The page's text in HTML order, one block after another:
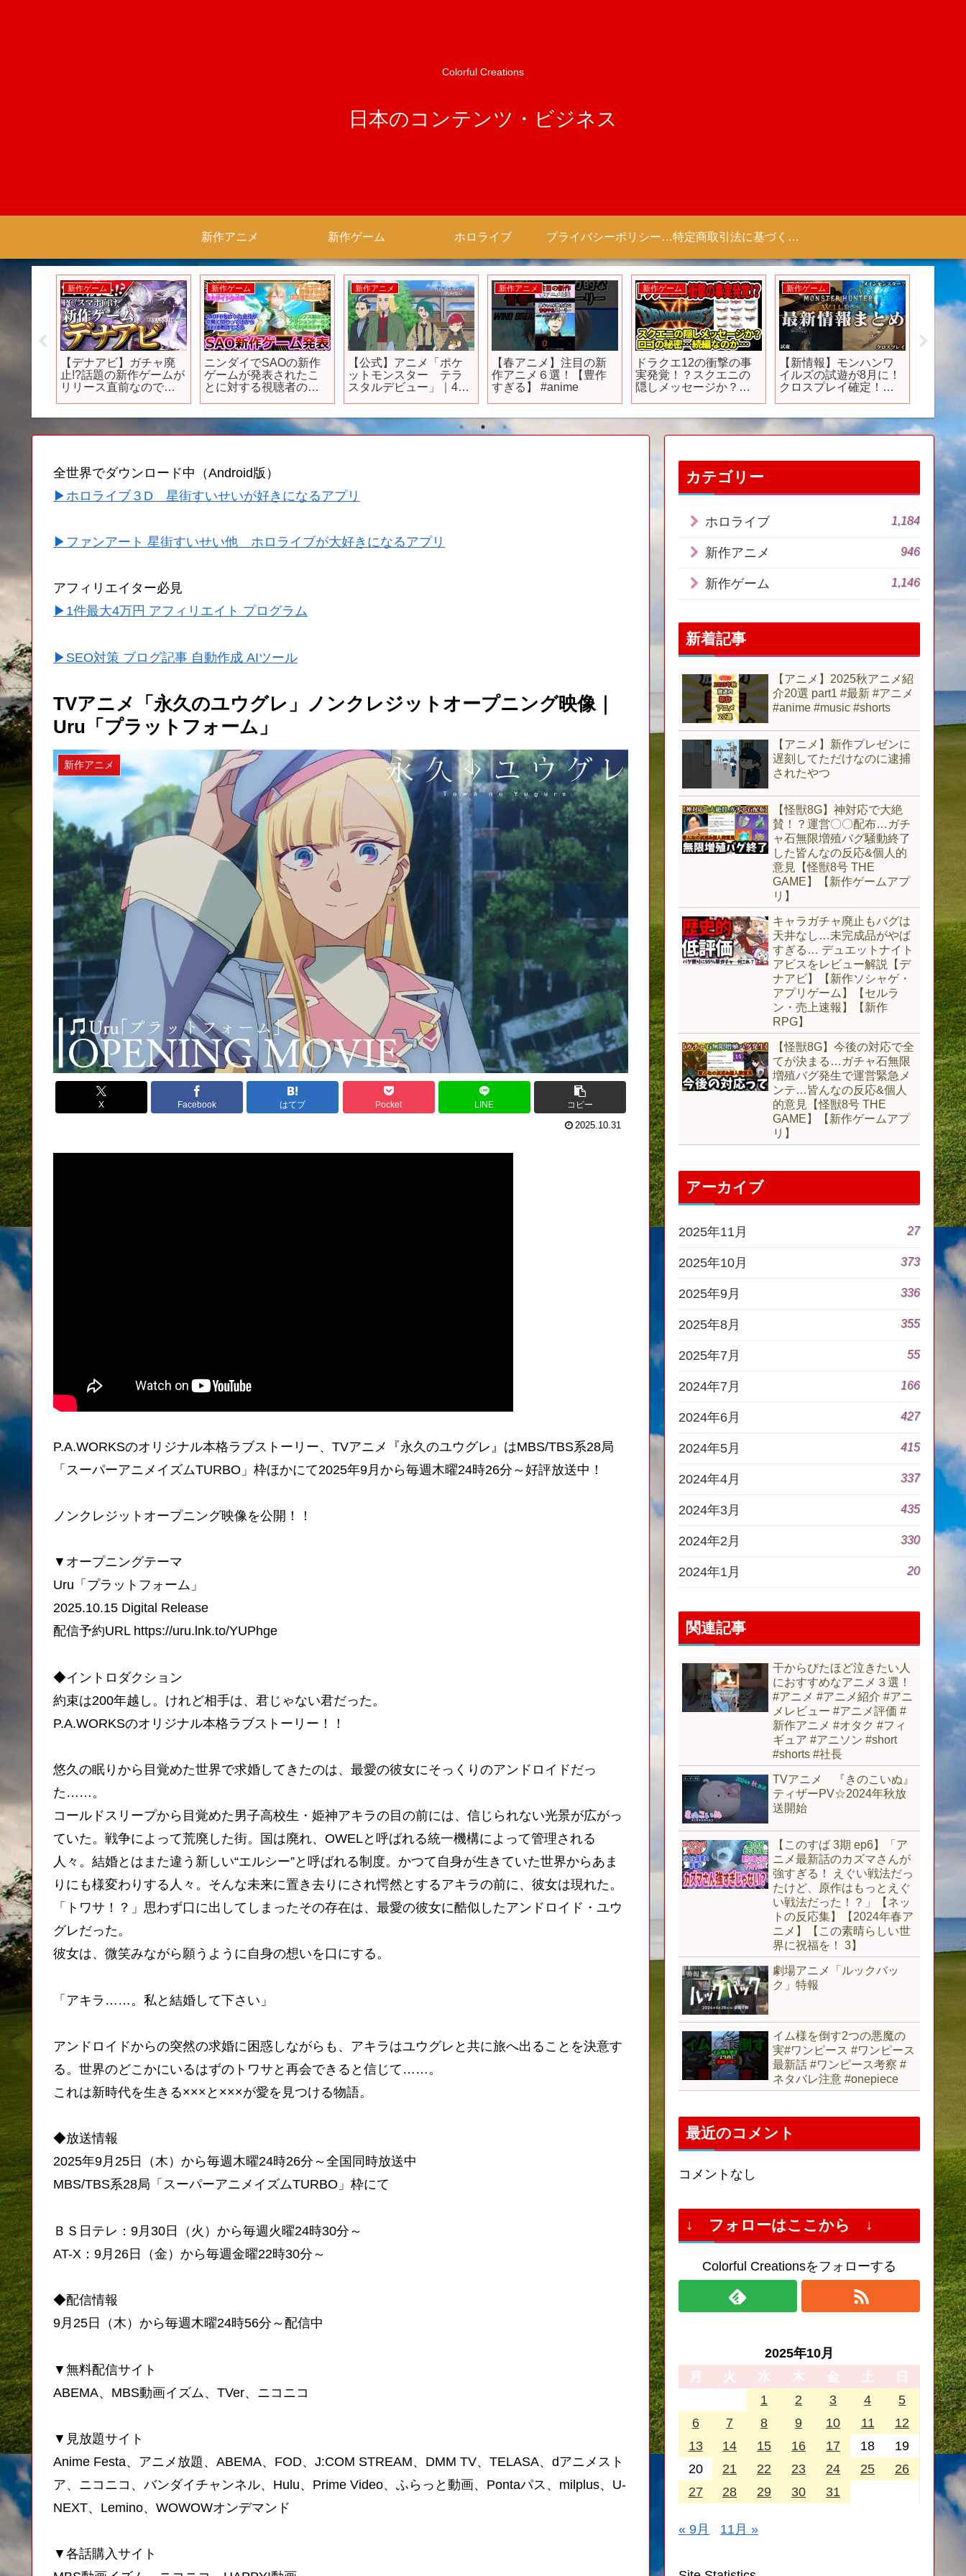
Colorful Creations
日本のコンテンツ・ビジネス
新作アニメ 新作ゲーム ホロライブ プライバシーポリシー 【Colorful Creation】 特定商取引法に基づく表記（商取引に関する開示）
新作ゲーム
【デナアビ】ガチャ廃
止!?話題の新作ゲームが
リリース直前なので紹
新作ゲーム
ニンダイでSAOの新作
ゲームが発表されたこ
とに対する視聴者の反
リーム】
新作アニメ
【公式】アニメ「ポケ
ットモンスター テラ
スタルデビュー」｜4月
新作アニメ
【春アニメ】注目の新
作アニメ６選！【豊作
すぎる】 #anime
新作ゲーム
ドラクエ12の衝撃の事
実発覚！？スクエニの
隠しメッセージか？ロ
新作ゲーム
【新情報】モンハンワ
イルズの試遊が8月に！
クロスプレイ確定！新
新モーション、発売日
と体験版の予想【モン
ズ】
待作が
品紹介
ズ、ロ
ロイン
語シリ
活】
全世界でダウンロード中（Android版）
▶ホロライブ３D 星街すいせいが好きになるアプリ
▶ファンアート 星街すいせい他 ホロライブが大好きになるアプリ
アフィリエイター必見
▶1件最大4万円 アフィリエイト プログラム
▶SEO対策 ブログ記事 自動作成 AIツール
TVアニメ「永久のユウグレ」ノンクレジットオープニング映像｜
Uru「プラットフォーム」
新作アニメ
X Facebook はてブ Pocket LINE コピー
2025.10.31
P.A.WORKSのオリジナル本格ラブストーリー、TVアニメ『永久のユウグレ』はMBS/TBS系28局
「スーパーアニメイズムTURBO」枠ほかにて2025年9月から毎週木曜24時26分～好評放送中！
ノンクレジットオープニング映像を公開！！
▼オープニングテーマ
Uru「プラットフォーム」
2025.10.15 Digital Release
配信予約URL https://uru.lnk.to/YUPhge
◆イントロダクション
約束は200年越し。けれど相手は、君じゃない君だった。
P.A.WORKSのオリジナル本格ラブストーリー！！
悠久の眠りから目覚めた世界で求婚してきたのは、最愛の彼女にそっくりのアンドロイドだっ
た……。
コールドスリープから目覚めた男子高校生・姫神アキラの目の前には、信じられない光景が広がっ
ていた。戦争によって荒廃した街。国は廃れ、OWELと呼ばれる統一機構によって管理される
人々。結婚とはまた違う新しい“エルシー”と呼ばれる制度。かつて自身が生きていた世界からあま
りにも様変わりする人々。そんな未来に置き去りにされ愕然とするアキラの前に、彼女は現れた。
「トワサ！？」思わず口に出してしまったその存在は、最愛の彼女に酷似したアンドロイド・ユウ
グレだった。
彼女は、微笑みながら願うように自身の想いを口にする。
「アキラ……。私と結婚して下さい」
アンドロイドからの突然の求婚に困惑しながらも、アキラはユウグレと共に旅へ出ることを決意す
る。世界のどこかにいるはずのトワサと再会できると信じて……。
これは新時代を生きる×××と×××が愛を見つける物語。
◆放送情報
2025年9月25日（木）から毎週木曜24時26分～全国同時放送中
MBS/TBS系28局「スーパーアニメイズムTURBO」枠にて
ＢＳ日テレ：9月30日（火）から毎週火曜24時30分～
AT-X：9月26日（金）から毎週金曜22時30分～
◆配信情報
9月25日（木）から毎週木曜24時56分～配信中
▼無料配信サイト
ABEMA、MBS動画イズム、TVer、ニコニコ
▼見放題サイト
Anime Festa、アニメ放題、ABEMA、FOD、J:COM STREAM、DMM TV、TELASA、dアニメスト
ア、ニコニコ、バンダイチャンネル、Hulu、Prime Video、ふらっと動画、Pontaパス、milplus、U-
NEXT、Lemino、WOWOWオンデマンド
▼各話購入サイト
カテゴリー
ホロライブ 1,184
新作アニメ 946
新作ゲーム 1,146
新着記事
【アニメ】2025秋アニメ紹
介20選 part1 #最新 #アニメ
#anime #music #shorts
【アニメ】新作プレゼンに
遅刻してただけなのに逮捕
されたやつ
【怪獣8G】神対応で大絶
賛！？運営〇〇配布…ガチ
ャ石無限増殖バグ騒動終了
した皆んなの反応&個人的
意見【怪獣8号 THE
GAME】【新作ゲームアプ
リ】
キャラガチャ廃止もバグは
天井なし…未完成品がやば
すぎる… デュエットナイト
アビスをレビュー解説【デ
ナアビ】【新作ソシャゲ・
アプリゲーム】【セルラ
ン・売上速報】【新作
RPG】
【怪獣8G】今後の対応で全
てが決まる…ガチャ石無限
増殖バグ発生で運営緊急メ
ンテ…皆んなの反応&個人
的意見【怪獣8号 THE
GAME】【新作ゲームアプ
リ】
アーカイブ
2025年11月 27
2025年10月 373
2025年9月 336
2025年8月 355
2025年7月 55
2024年7月 166
2024年6月 427
2024年5月 415
2024年4月 337
2024年3月 435
2024年2月 330
2024年1月 20
関連記事
干からびたほど泣きたい人
におすすめなアニメ３選！
#アニメ #アニメ紹介 #アニ
メレビュー #アニメ評価 #
新作アニメ #オタク #フィ
ギュア #アニソン #short
#shorts #社長
TVアニメ 『きのこいぬ』
ティザーPV☆2024年秋放
送開始
【このすば 3期 ep6】「ア
ニメ最新話のカズマさんが
強すぎる！ えぐい戦法だっ
たけど、原作はもっとえぐ
い戦法だった！？」【ネッ
トの反応集】【2024年春ア
ニメ】【この素晴らしい世
界に祝福を！ 3】
劇場アニメ「ルックバッ
ク」特報
イム様を倒す2つの悪魔の
実#ワンピース #ワンピース
最新話 #ワンピース考察 #
ネタバレ注意 #onepiece
最近のコメント
コメントなし
↓ フォローはここから ↓
Colorful Creationsをフォローする
2025年10月
月
火 水 木 金 土
日
1
2 3 4
5
6
7 8 9 10 11
12
13
14 15 16 17 18
19
20
21 22 23 24 25
26
27
28 29 30 31
« 9月 11月 »